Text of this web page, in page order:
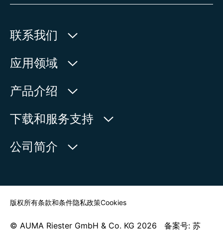
联系我们
欧玛执行器(中国)有限公司
人民北路171号
215499
邮箱:mailbox@auma-china.com
联系表
应用领域
水利
电力
通用工业
产品介绍
产品查询
下载和服务支持
欧玛中国联系方式
公司简介
© AUMA Riester GmbH & Co. KG 2026 备案号: 苏
版权所有条款和条件隐私政策Cookies